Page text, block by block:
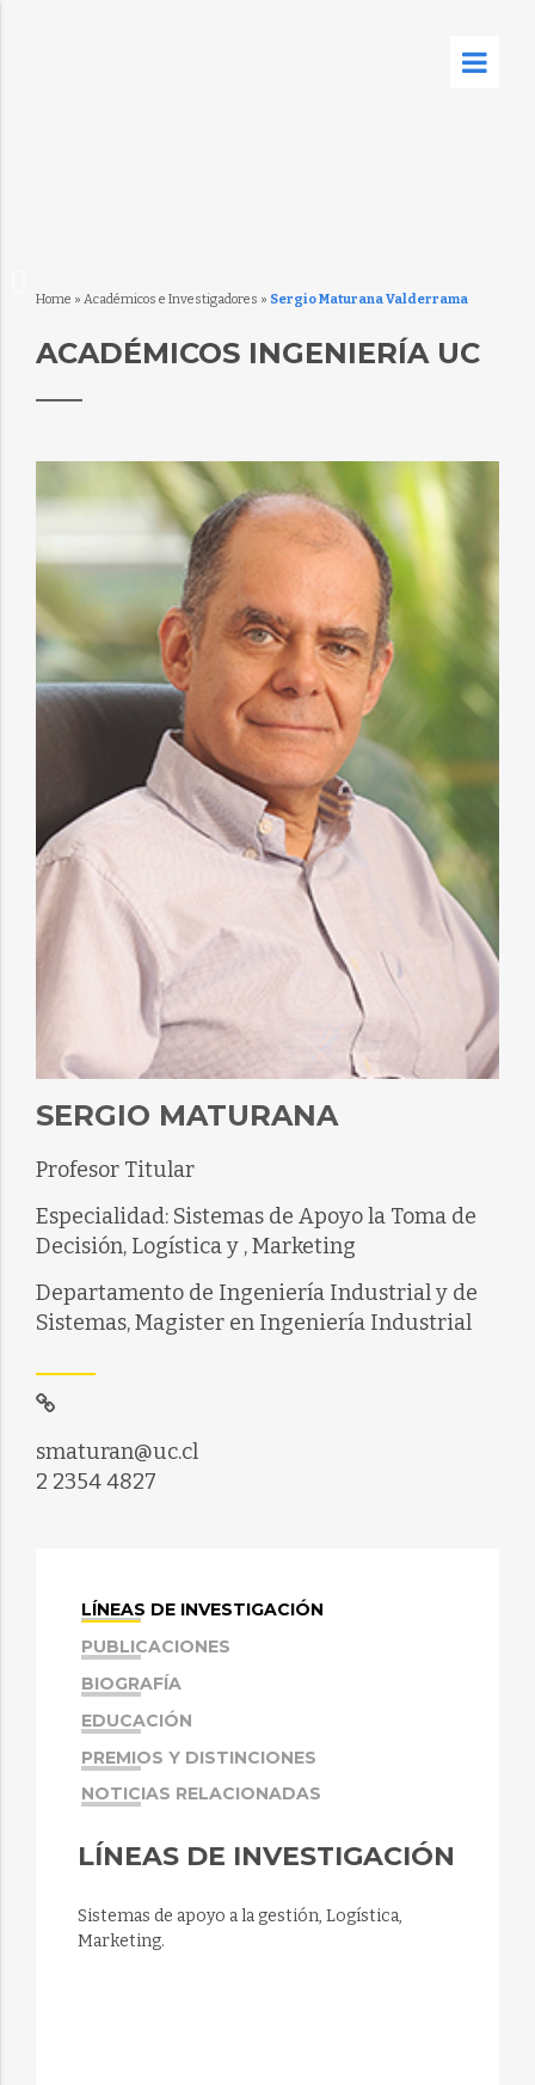
Home » Académicos e Investigadores » Sergio Maturana Valderrama
ACADÉMICOS INGENIERÍA UC
SERGIO MATURANA
Profesor Titular
Especialidad: Sistemas de Apoyo la Toma de
Decisión, Logística y , Marketing
Departamento de Ingeniería Industrial y de
Sistemas, Magister en Ingeniería Industrial
smaturan@uc.cl
2 2354 4827
LÍNEAS DE INVESTIGACIÓN
PUBLICACIONES
BIOGRAFÍA
EDUCACIÓN
PREMIOS Y DISTINCIONES
NOTICIAS RELACIONADAS
LÍNEAS DE INVESTIGACIÓN
Sistemas de apoyo a la gestión, Logística,
Marketing.